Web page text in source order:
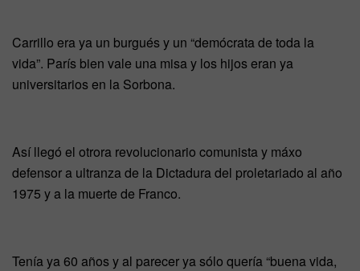
Carrillo era ya un burgués y un “demócrata de toda la
vida”. París bien vale una misa y los hijos eran ya
universitarios en la Sorbona.
Así llegó el otrora revolucionario comunista y máxo
defensor a ultranza de la Dictadura del proletariado al año
1975 y a la muerte de Franco.
Tenía ya 60 años y al parecer ya sólo quería “buena vida,